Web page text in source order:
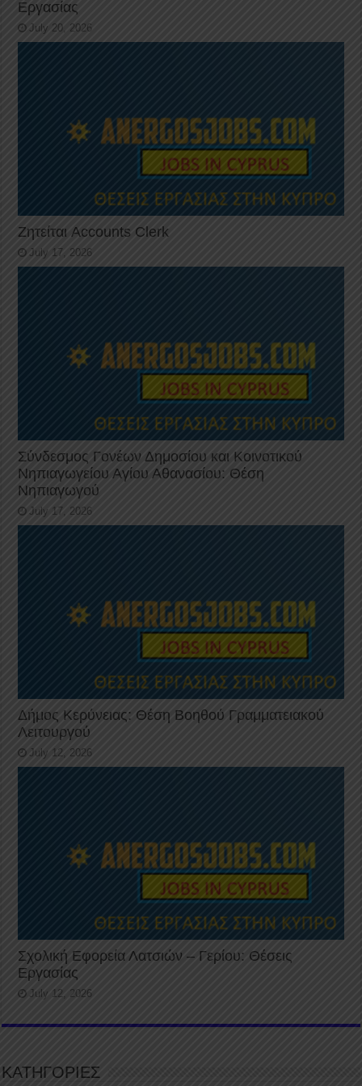
Εργασίας
July 20, 2026
Ζητείται Accounts Clerk
July 17, 2026
Σύνδεσμος Γονέων Δημοσίου και Κοινοτικού
Νηπιαγωγείου Αγίου Αθανασίου: Θέση
Νηπιαγωγού
July 17, 2026
Δήμος Κερύνειας: Θέση Βοηθού Γραμματειακού
Λειτουργού
July 12, 2026
Σχολική Εφορεία Λατσιών – Γερίου: Θέσεις
Εργασίας
July 12, 2026
ΚΑΤΗΓΟΡΙΕΣ